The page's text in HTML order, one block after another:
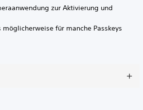
zur Aktivierung und
für manche Passkeys